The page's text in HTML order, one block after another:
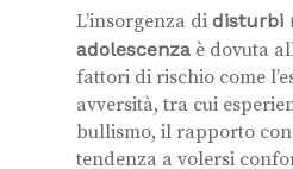
L’insorgenza di disturbi
adolescenza è dovuta
fattori di rischio come
avversità, tra cui
bullismo, il rapporto
tendenza a volersi